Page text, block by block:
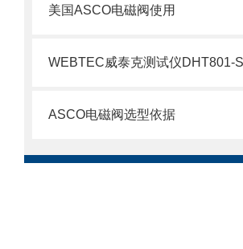
美国ASCO电磁阀使用
ASCO电磁阀选型依据